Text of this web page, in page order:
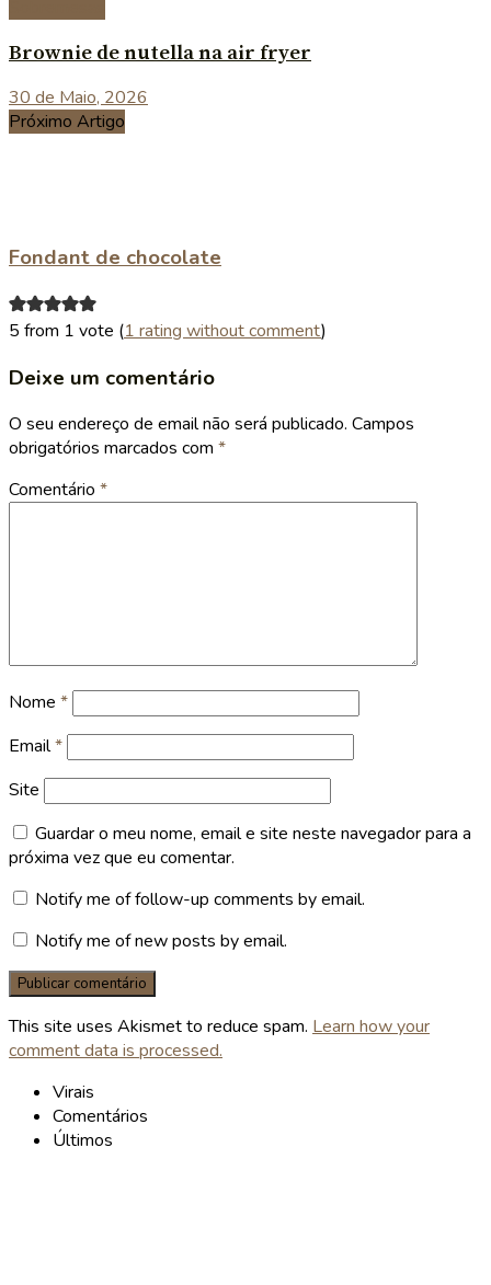
Brownie de nutella na air fryer
30 de Maio, 2026
Próximo Artigo
Fondant de chocolate
5 from 1 vote (1 rating without comment)
Deixe um comentário
O seu endereço de email não será publicado. Campos
obrigatórios marcados com *
Comentário *
Nome *
Email*
Site
Guardar o meu nome, email e site neste navegador para a
próxima vez que eu comentar.
Notify me of follow-up comments by email.
Notify me of new posts by email.
This site uses Akismet to reduce spam. Learn how your
comment data is processed.
Virais
Comentários
Últimos